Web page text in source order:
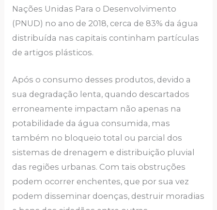
Nações Unidas Para o Desenvolvimento
(PNUD) no ano de 2018, cerca de 83% da água
distribuída nas capitais continham partículas
de artigos plásticos.
Após o consumo desses produtos, devido a
sua degradação lenta, quando descartados
erroneamente impactam não apenas na
potabilidade da água consumida, mas
também no bloqueio total ou parcial dos
sistemas de drenagem e distribuição pluvial
das regiões urbanas. Com tais obstruções
podem ocorrer enchentes, que por sua vez
podem disseminar doenças, destruir moradias